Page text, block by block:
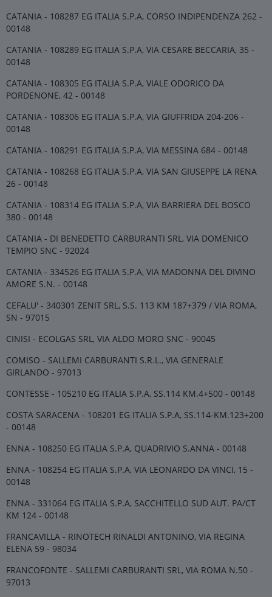
CATANIA - 108287 EG ITALIA S.P.A, CORSO INDIPENDENZA 262 -
00148
CATANIA - 108289 EG ITALIA S.P.A, VIA CESARE BECCARIA, 35 -
00148
CATANIA - 108305 EG ITALIA S.P.A, VIALE ODORICO DA
PORDENONE, 42 - 00148
CATANIA - 108306 EG ITALIA S.P.A, VIA GIUFFRIDA 204-206 -
00148
CATANIA - 108291 EG ITALIA S.P.A, VIA MESSINA 684 - 00148
CATANIA - 108268 EG ITALIA S.P.A, VIA SAN GIUSEPPE LA RENA
26 - 00148
CATANIA - 108314 EG ITALIA S.P.A, VIA BARRIERA DEL BOSCO
380 - 00148
CATANIA - DI BENEDETTO CARBURANTI SRL, VIA DOMENICO
TEMPIO SNC - 92024
CATANIA - 334526 EG ITALIA S.P.A, VIA MADONNA DEL DIVINO
AMORE S.N. - 00148
CEFALU' - 340301 ZENIT SRL, S.S. 113 KM 187+379 / VIA ROMA,
SN - 97015
CINISI - ECOLGAS SRL, VIA ALDO MORO SNC - 90045
COMISO - SALLEMI CARBURANTI S.R.L., VIA GENERALE
GIRLANDO - 97013
CONTESSE - 105210 EG ITALIA S.P.A, SS.114 KM.4+500 - 00148
COSTA SARACENA - 108201 EG ITALIA S.P.A, SS.114-KM.123+200
- 00148
ENNA - 108250 EG ITALIA S.P.A, QUADRIVIO S.ANNA - 00148
ENNA - 108254 EG ITALIA S.P.A, VIA LEONARDO DA VINCI, 15 -
00148
ENNA - 331064 EG ITALIA S.P.A, SACCHITELLO SUD AUT. PA/CT
KM 124 - 00148
FRANCAVILLA - RINOTECH RINALDI ANTONINO, VIA REGINA
ELENA 59 - 98034
FRANCOFONTE - SALLEMI CARBURANTI SRL, VIA ROMA N.50 -
97013